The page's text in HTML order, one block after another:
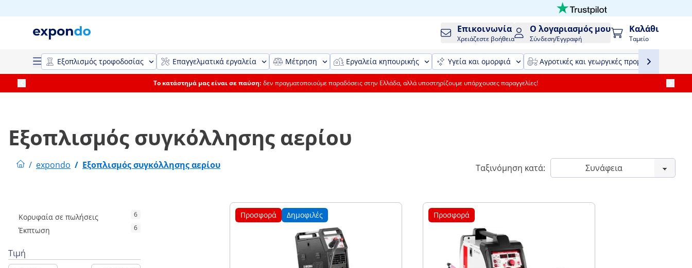
Επικοινωνία
Χρειάζεστε βοήθεια
Ο λογαριασμός μου
Σύνδεση/Εγγραφή
Καλάθι
Ταμείο
Εξοπλισμός τροφοδοσίας Επαγγελματικά εργαλεία Μέτρηση Εργαλεία κηπουρικής Υγεία και ομορφιά Αγροτικές και γεωργικές προμήθειες και
Το κατάστημά μας είναι σε παύση: δεν πραγματοποιούμε παραδόσεις στην Ελλάδα, αλλά υποστηρίζουμε υπάρχουσες παραγγελίες!
Εξοπλισμός συγκόλλησης αερίου
/ expondo / Εξοπλισμός συγκόλλησης αερίου Ταξινόμηση κατά:
Κορυφαία σε πωλήσεις 6
Έκπτωση 6
Τιμή
Προσφορά Δημοφιλές Προσφορά